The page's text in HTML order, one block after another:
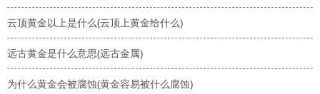
云顶黄金以上是什么(云顶上黄金给什么)
远古黄金是什么意思(远古金属)
为什么黄金会被腐蚀(黄金容易被什么腐蚀)